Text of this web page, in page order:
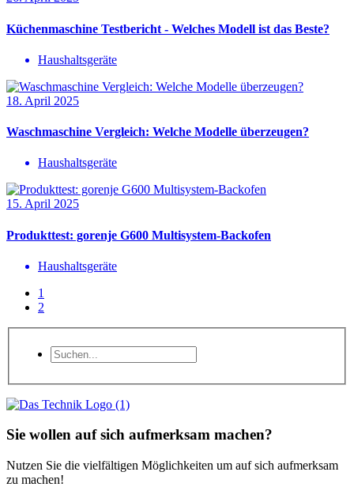
Küchenmaschine Testbericht - Welches Modell ist das Beste?
Haushaltsgeräte
18. April 2025
Waschmaschine Vergleich: Welche Modelle überzeugen?
Haushaltsgeräte
15. April 2025
Produkttest: gorenje G600 Multisystem-Backofen
Haushaltsgeräte
1
2
Sie wollen auf sich aufmerksam machen?
Nutzen Sie die vielfältigen Möglichkeiten um auf sich aufmerksam
zu machen!